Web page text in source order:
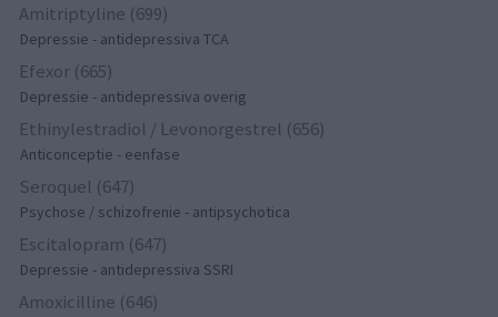
Amitriptyline (699)
Depressie - antidepressiva TCA
Efexor (665)
Depressie - antidepressiva overig
Ethinylestradiol / Levonorgestrel (656)
Anticonceptie - eenfase
Seroquel (647)
Psychose / schizofrenie - antipsychotica
Escitalopram (647)
Depressie - antidepressiva SSRI
Amoxicilline (646)